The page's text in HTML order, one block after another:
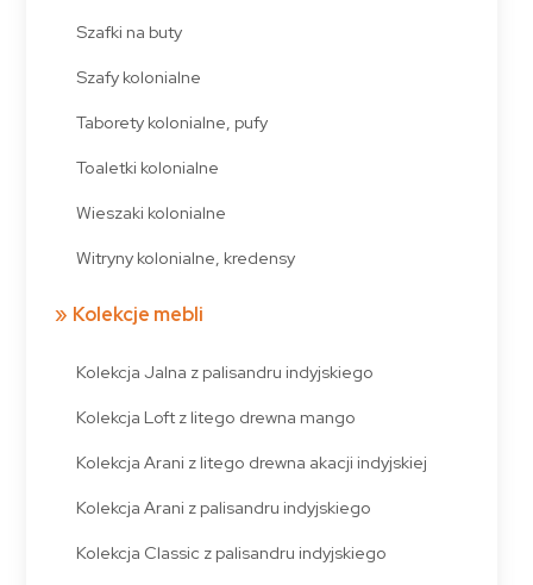
Szafki na buty
Szafy kolonialne
Taborety kolonialne, pufy
Toaletki kolonialne
Wieszaki kolonialne
Witryny kolonialne, kredensy
Kolekcje mebli
Kolekcja Jalna z palisandru indyjskiego
Kolekcja Loft z litego drewna mango
Kolekcja Arani z litego drewna akacji indyjskiej
Kolekcja Arani z palisandru indyjskiego
Kolekcja Classic z palisandru indyjskiego